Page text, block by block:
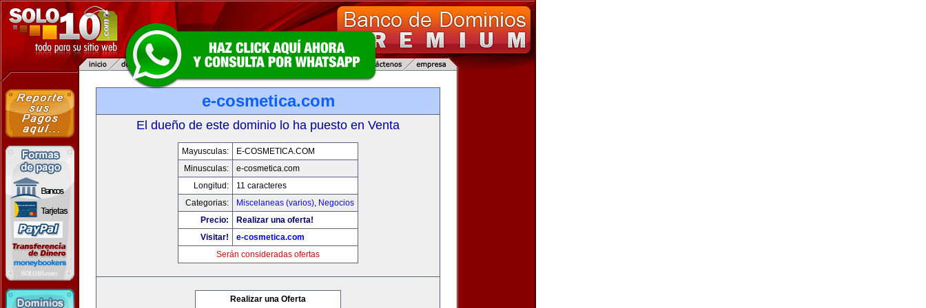
e-cosmetica.com
El dueño de este dominio lo ha puesto en Venta
Mayusculas:
E-COSMETICA.COM
Minusculas:
e-cosmetica.com
Longitud:
11 caracteres
Categorias:
Miscelaneas (varios), Negocios
Precio:
Realizar una oferta!
Visitar!
e-cosmetica.com
Serán consideradas ofertas
Realizar una Oferta